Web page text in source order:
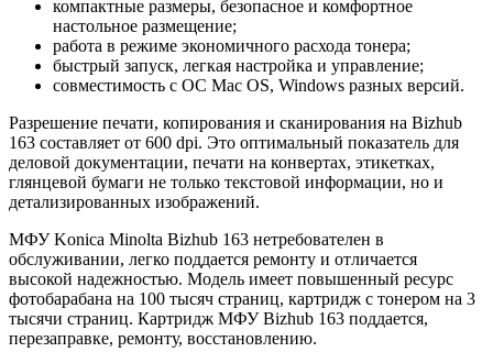
компактные размеры, безопасное и комфортное
настольное размещение;
работа в режиме экономичного расхода тонера;
быстрый запуск, легкая настройка и управление;
совместимость с ОС Mac OS, Windows разных версий.
Разрешение печати, копирования и сканирования на Bizhub
163 составляет от 600 dpi. Это оптимальный показатель для
деловой документации, печати на конвертах, этикетках,
глянцевой бумаги не только текстовой информации, но и
детализированных изображений.
МФУ Konica Minolta Bizhub 163 нетребователен в
обслуживании, легко поддается ремонту и отличается
высокой надежностью. Модель имеет повышенный ресурс
фотобарабана на 100 тысяч страниц, картридж с тонером на 3
тысячи страниц. Картридж МФУ Bizhub 163 поддается,
перезаправке, ремонту, восстановлению.